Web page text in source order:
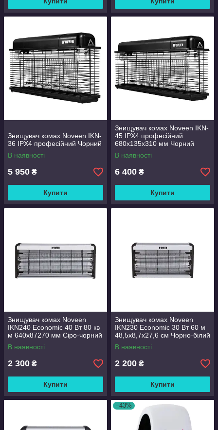
Знищувач комах Noveen IKN-
36 IPX4 професійний Чорний
В наявності
5 950 ₴
Купити
Знищувач комах Noveen IKN-
45 IPX4 професійний
680х135х310 мм Чорний
В наявності
6 400 ₴
Купити
Знищувач комах Noveen
IKN240 Economic 40 Вт 80 кв
м 640х87270 мм Сіро-чорний
В наявності
2 300 ₴
Купити
Знищувач комах Noveen
IKN230 Economic 30 Вт 60 м
48,5х8,7х27,6 см Чорно-білий
В наявності
2 200 ₴
Купити
–43%